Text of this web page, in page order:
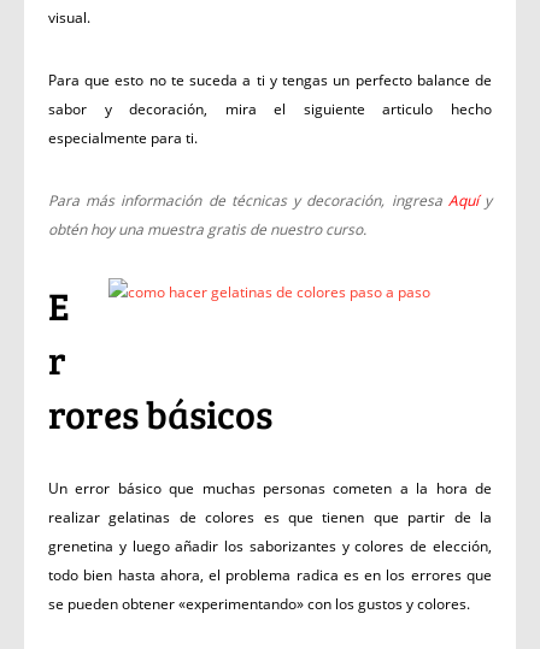
visual.
Para que esto no te suceda a ti y tengas un perfecto balance de
sabor y decoración, mira el siguiente articulo hecho
especialmente para ti.
Para más información de técnicas y decoración, ingresa Aquíy
obtén hoy una muestra gratis de nuestro curso.
E
r
rores básicos
Un error básico que muchas personas cometen a la hora de
realizar gelatinas de colores es que tienen que partir de la
grenetina y luego añadir los saborizantes y colores de elección,
todo bien hasta ahora, el problema radica es en los errores que
se pueden obtener «experimentando» con los gustos y colores.